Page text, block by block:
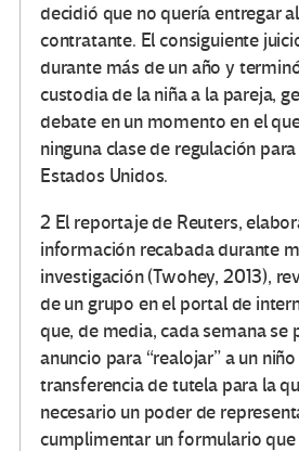
decidió que no quería entregar
contratante. El consiguiente
durante más de un año y
custodia de la niña a la pareja,
debate en un momento en el
ninguna clase de regulación
Estados Unidos.
2 El reportaje de Reuters,
información recabada durante
investigación (Twohey, 2013),
de un grupo en el portal de
que, de media, cada semana se
anuncio para “realojar” a un
transferencia de tutela para la
necesario un poder de
cumplimentar un formulario que